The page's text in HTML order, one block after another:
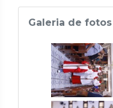
Galeria de fotos